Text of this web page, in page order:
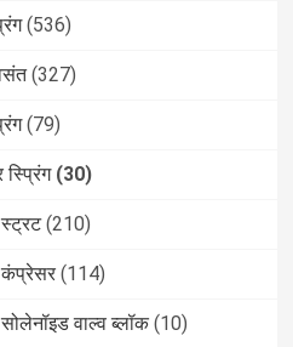
(536)
(327)
(79)
स्प्रिंग (30)
(210)
(114)
वाल्व ब्लॉक (10)